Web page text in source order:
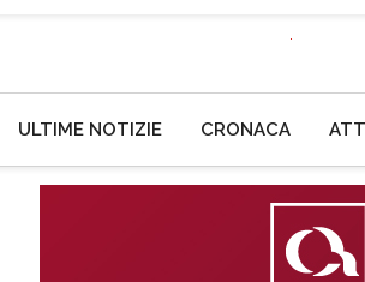
ULTIME NOTIZIE CRONACA